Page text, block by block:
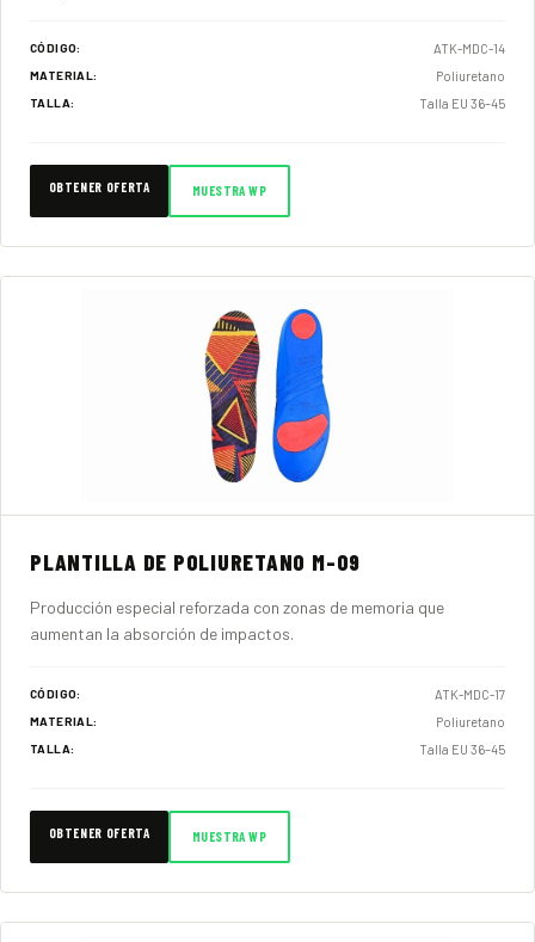
CÓDIGO: ATK-MDC-14
MATERIAL: Poliuretano
TALLA: Talla EU 36–45
OBTENER OFERTA MUESTRA WP
PLANTILLA DE POLIURETANO M-09
Producción especial reforzada con zonas de memoria que
aumentan la absorción de impactos.
CÓDIGO: ATK-MDC-17
MATERIAL: Poliuretano
TALLA: Talla EU 36–45
OBTENER OFERTA MUESTRA WP